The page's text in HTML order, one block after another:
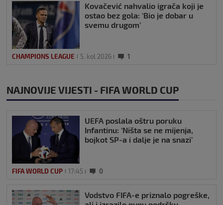
Kovačević nahvalio igrača koji je
ostao bez gola: ‘Bio je dobar u
svemu drugom’
CHAMPIONS LEAGUE 5. kol 2026 1
NAJNOVIJE VIJESTI - FIFA WORLD CUP
UEFA poslala oštru poruku
Infantinu: ‘Ništa se ne mijenja,
bojkot SP-a i dalje je na snazi’
FIFA WORLD CUP 17:45 0
Vodstvo FIFA-e priznalo pogreške,